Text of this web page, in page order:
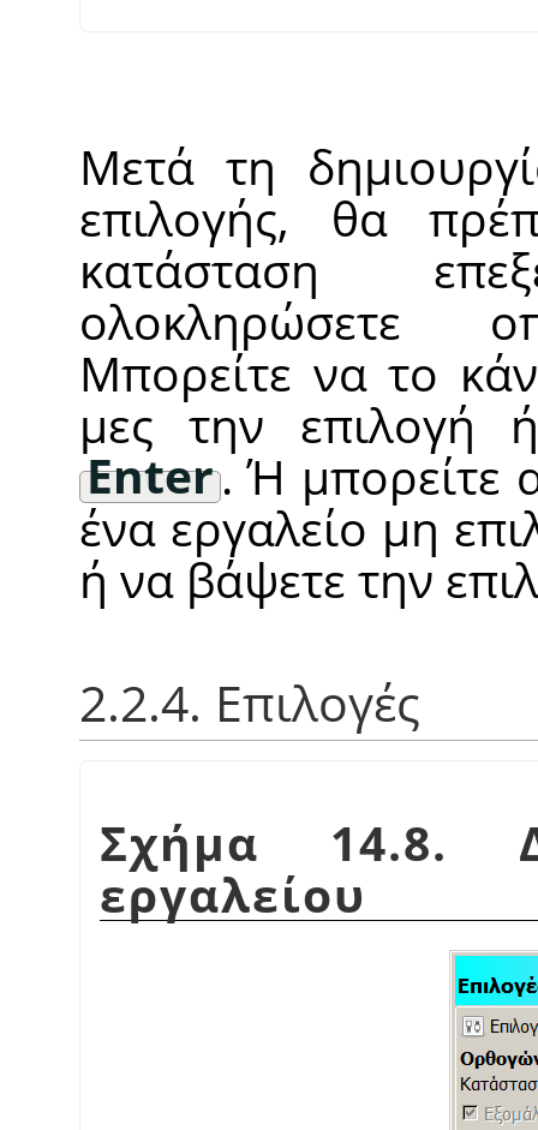
Μετά τη
επιλογής, θα
κατάσταση
ολοκληρώσετε
Μπορείτε να το
μες την επιλογή
Enter. Ή μπορείτε
ένα εργαλείο μη
ή να βάψετε την
2.2.4. Επιλογές
Σχήμα 14.8.
εργαλείου